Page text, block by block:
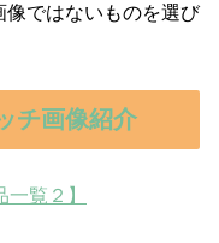
ではないものを選び
チ画像紹介
覧２】